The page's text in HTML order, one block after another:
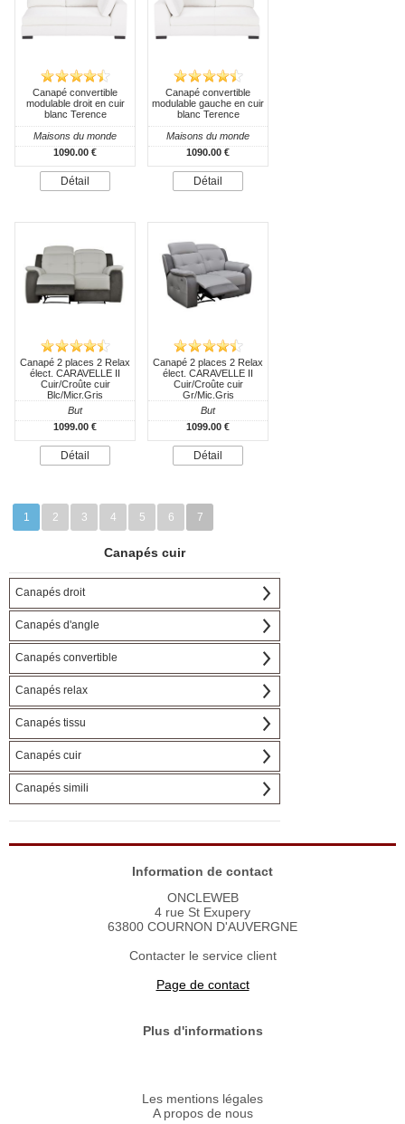
Canapé convertible
modulable droit en cuir
blanc Terence
Maisons du monde
1090.00 €
Détail
Canapé convertible
modulable gauche en cuir
blanc Terence
Maisons du monde
1090.00 €
Détail
Canapé 2 places 2 Relax
élect. CARAVELLE II
Cuir/Croûte cuir
Blc/Micr.Gris
But
1099.00 €
Détail
Canapé 2 places 2 Relax
élect. CARAVELLE II
Cuir/Croûte cuir
Gr/Mic.Gris
But
1099.00 €
Détail
1 2 3 4 5 6 7
Canapés cuir
Canapés droit
Canapés d'angle
Canapés convertible
Canapés relax
Canapés tissu
Canapés cuir
Canapés simili
Information de contact
ONCLEWEB
4 rue St Exupery
63800 COURNON D'AUVERGNE
Contacter le service client
Page de contact
Plus d'informations
Les mentions légales
A propos de nous